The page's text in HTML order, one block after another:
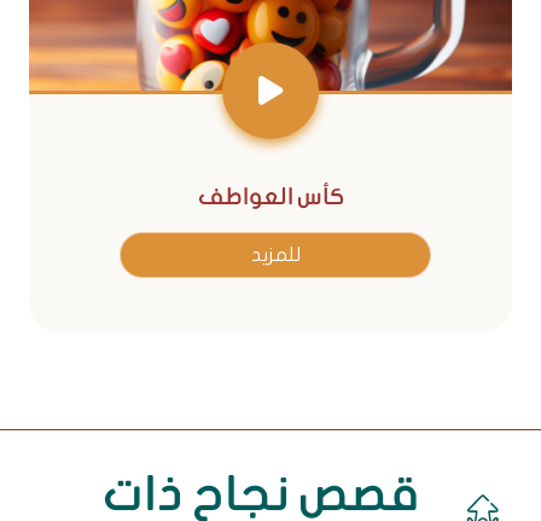
كأس العواطف
للمزيد
قصص نجاح ذات